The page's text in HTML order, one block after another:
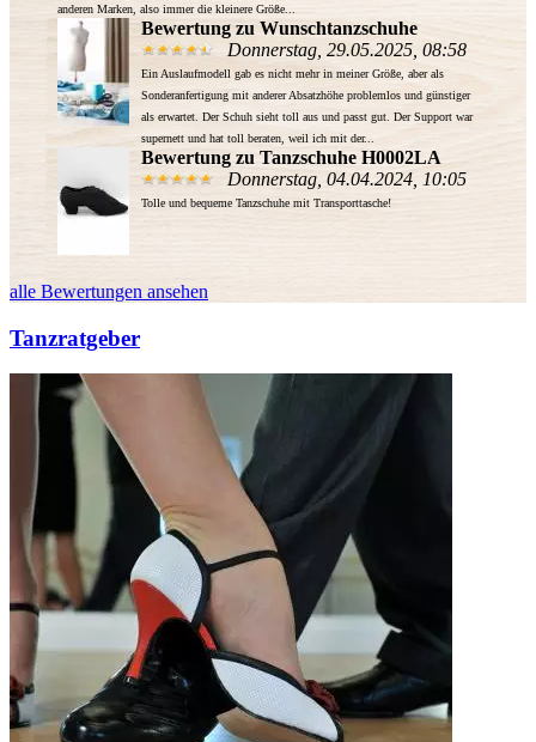
anderen Marken, also immer die kleinere Größe...
Bewertung zu Wunschtanzschuhe
Donnerstag, 29.05.2025, 08:58
Ein Auslaufmodell gab es nicht mehr in meiner Größe, aber als
Sonderanfertigung mit anderer Absatzhöhe problemlos und günstiger
als erwartet. Der Schuh sieht toll aus und passt gut. Der Support war
supernett und hat toll beraten, weil ich mit der...
Bewertung zu Tanzschuhe H0002LA
Donnerstag, 04.04.2024, 10:05
Tolle und bequeme Tanzschuhe mit Transporttasche!
alle Bewertungen ansehen
Tanzratgeber